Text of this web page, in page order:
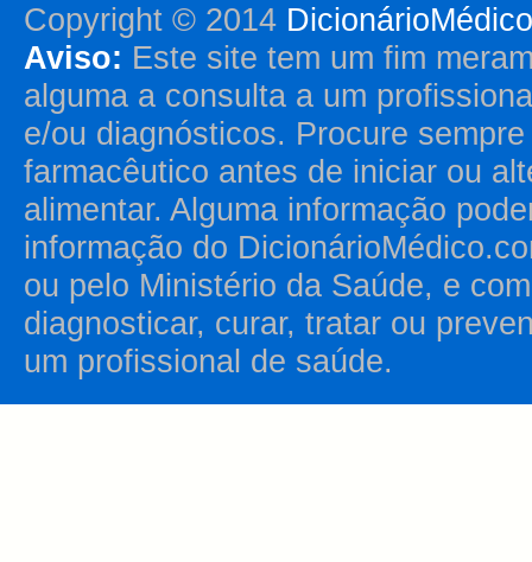
Copyright © 2014
Aviso: Este site tem um fim
alguma a consulta a um
e/ou diagnósticos. Procure
farmacêutico antes de iniciar ou
alimentar. Alguma informação
informação do
ou pelo Ministério da Saúde, e
diagnosticar, curar, tratar ou
um profissional de saúde.